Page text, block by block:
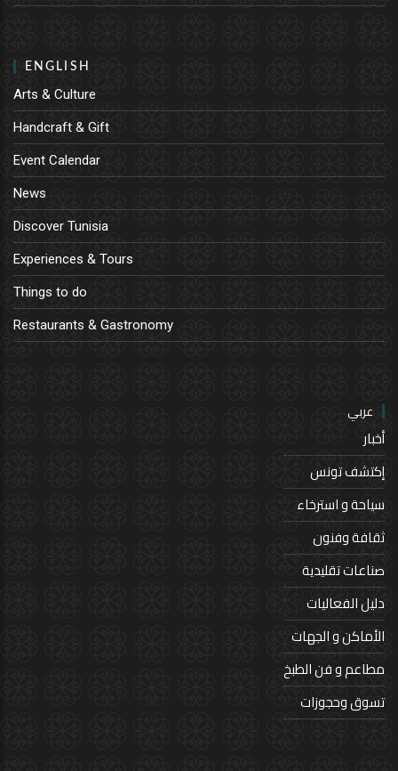
ENGLISH
Arts & Culture
Handcraft & Gift
Event Calendar
News
Discover Tunisia
Experiences & Tours
Things to do
Restaurants & Gastronomy
عربي
أخبار
إكتشف تونس
سياحة و استرخاء
ثقافة وفنون
صناعات تقليدية
دليل الفعاليات
الأماكن و الجهات
مطاعم و فن الطبخ
تسوق وحجوزات